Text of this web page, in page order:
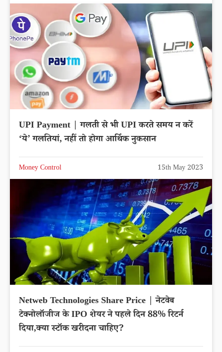
UPI Payment | गलती से भी UPI करते समय न करें
‘ये’ गलतियां, नहीं तो होगा आर्थिक नुकसान
Money Control 15th May 2023
Netweb Technologies Share Price | नेटवेब
टेक्नोलॉजीज के IPO शेयर ने पहले दिन 88% रिटर्न
दिया,क्या स्टॉक खरीदना चाहिए?